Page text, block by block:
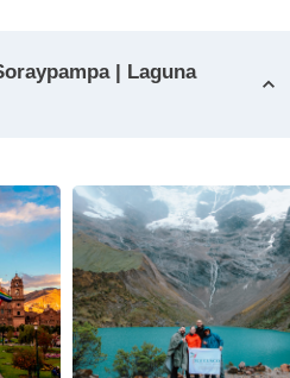
| Laguna